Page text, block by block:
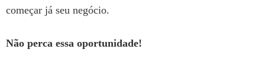
começar já seu negócio.
Não perca essa oportunidade!